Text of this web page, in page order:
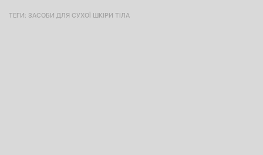
ТЕГИ: ЗАСОБИ ДЛЯ СУХОЇ ШКІРИ ТІЛА